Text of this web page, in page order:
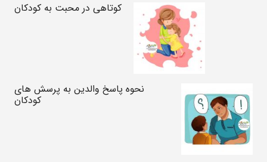
کوتاهی در محبت به کودکان
نحوه پاسخ والدین به پرسش های
کودکان